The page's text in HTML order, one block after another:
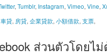
, Tumblr, Instagram, Vimeo, Vine,
車貸, 房貸, 企業貸款, 小額借款, 支票,
ส่วนตัวโดยไ